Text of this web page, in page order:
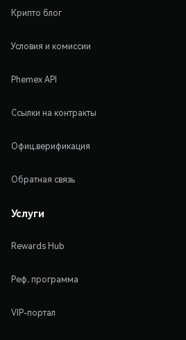
Крипто блог
Условия и комиссии
Phemex API
Ссылки на контракты
Офиц.верификация
Обратная связь
Услуги
Rewards Hub
Реф. программа
VIP-портал